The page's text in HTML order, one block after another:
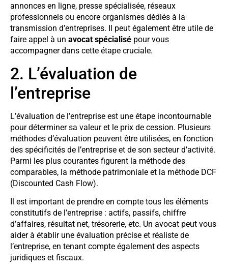
annonces en ligne, presse spécialisée, réseaux
professionnels ou encore organismes dédiés à la
transmission d’entreprises. Il peut également être utile de
faire appel à un avocat spécialisé pour vous
accompagner dans cette étape cruciale.
2. L’évaluation de
l’entreprise
L’évaluation de l’entreprise est une étape incontournable
pour déterminer sa valeur et le prix de cession. Plusieurs
méthodes d’évaluation peuvent être utilisées, en fonction
des spécificités de l’entreprise et de son secteur d’activité.
Parmi les plus courantes figurent la méthode des
comparables, la méthode patrimoniale et la méthode DCF
(Discounted Cash Flow).
Il est important de prendre en compte tous les éléments
constitutifs de l’entreprise : actifs, passifs, chiffre
d’affaires, résultat net, trésorerie, etc. Un avocat peut vous
aider à établir une évaluation précise et réaliste de
l’entreprise, en tenant compte également des aspects
juridiques et fiscaux.